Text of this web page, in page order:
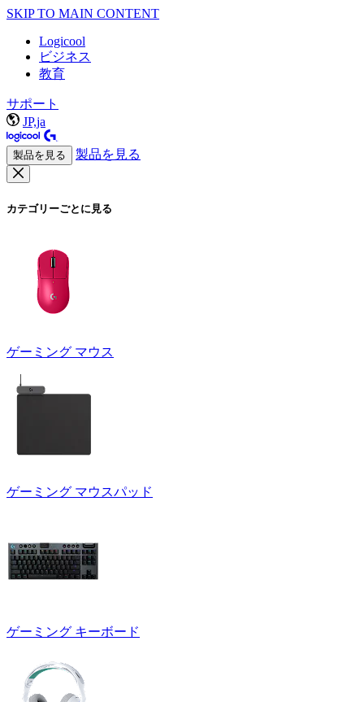
SKIP TO MAIN CONTENT
Logicool
ビジネス
教育
サポート
JP,ja
製品を見る 製品を見る
カテゴリーごとに見る
ゲーミング マウス
ゲーミング マウスパッド
ゲーミング キーボード